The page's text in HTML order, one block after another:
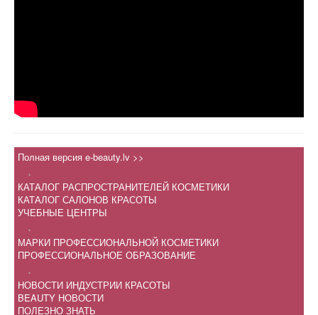
Полная версия e-beauty.lv >>
.
КАТАЛОГ РАСПРОСТРАНИТЕЛЕЙ КОСМЕТИКИ
КАТАЛОГ САЛОНОВ КРАСОТЫ
УЧЕБНЫЕ ЦЕНТРЫ
.
МАРКИ ПРОФЕССИОНАЛЬНОЙ КОСМЕТИКИ
ПРОФЕССИОНАЛЬНОЕ ОБРАЗОВАНИЕ
.
НОВОСТИ ИНДУСТРИИ КРАСОТЫ
BEAUTY НОВОСТИ
ПОЛЕЗНО ЗНАТЬ